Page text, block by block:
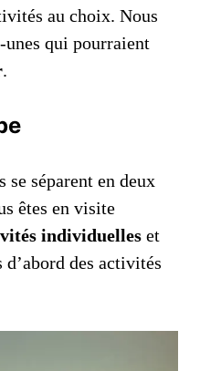
au choix. Nous
qui pourraient
.
séparent en deux
êtes en visite
individuelles et
d’abord des activités